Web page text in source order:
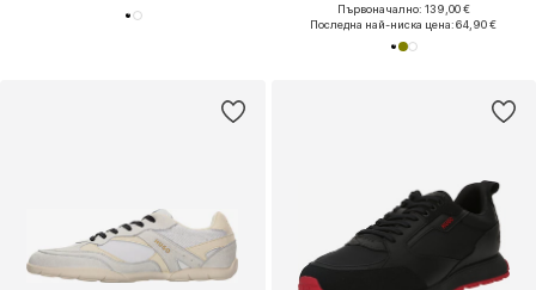
Първоначално: 139,00 €
Последна най-ниска цена:64,90 €